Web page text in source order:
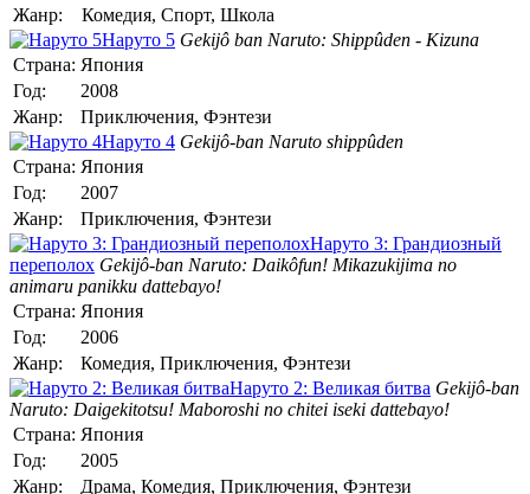
Жанр:
Комедия, Спорт, Школа
Наруто 5 Gekijô ban Naruto: Shippûden - Kizuna
Страна: Япония
Год:
2008
Жанр:
Приключения, Фэнтези
Наруто 4 Gekijô-ban Naruto shippûden
Страна: Япония
Год:
2007
Жанр:
Приключения, Фэнтези
Наруто 3: Грандиозный
переполох Gekijô-ban Naruto: Daikôfun! Mikazukijima no
animaru panikku dattebayo!
Страна: Япония
Год:
2006
Жанр:
Комедия, Приключения, Фэнтези
Наруто 2: Великая битва Gekijô-ban
Naruto: Daigekitotsu! Maboroshi no chitei iseki dattebayo!
Страна: Япония
Год:
2005
Жанр:
Драма, Комедия, Приключения, Фэнтези